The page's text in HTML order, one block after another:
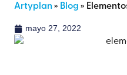
Artyplan» Blog »
mayo 27, 2022